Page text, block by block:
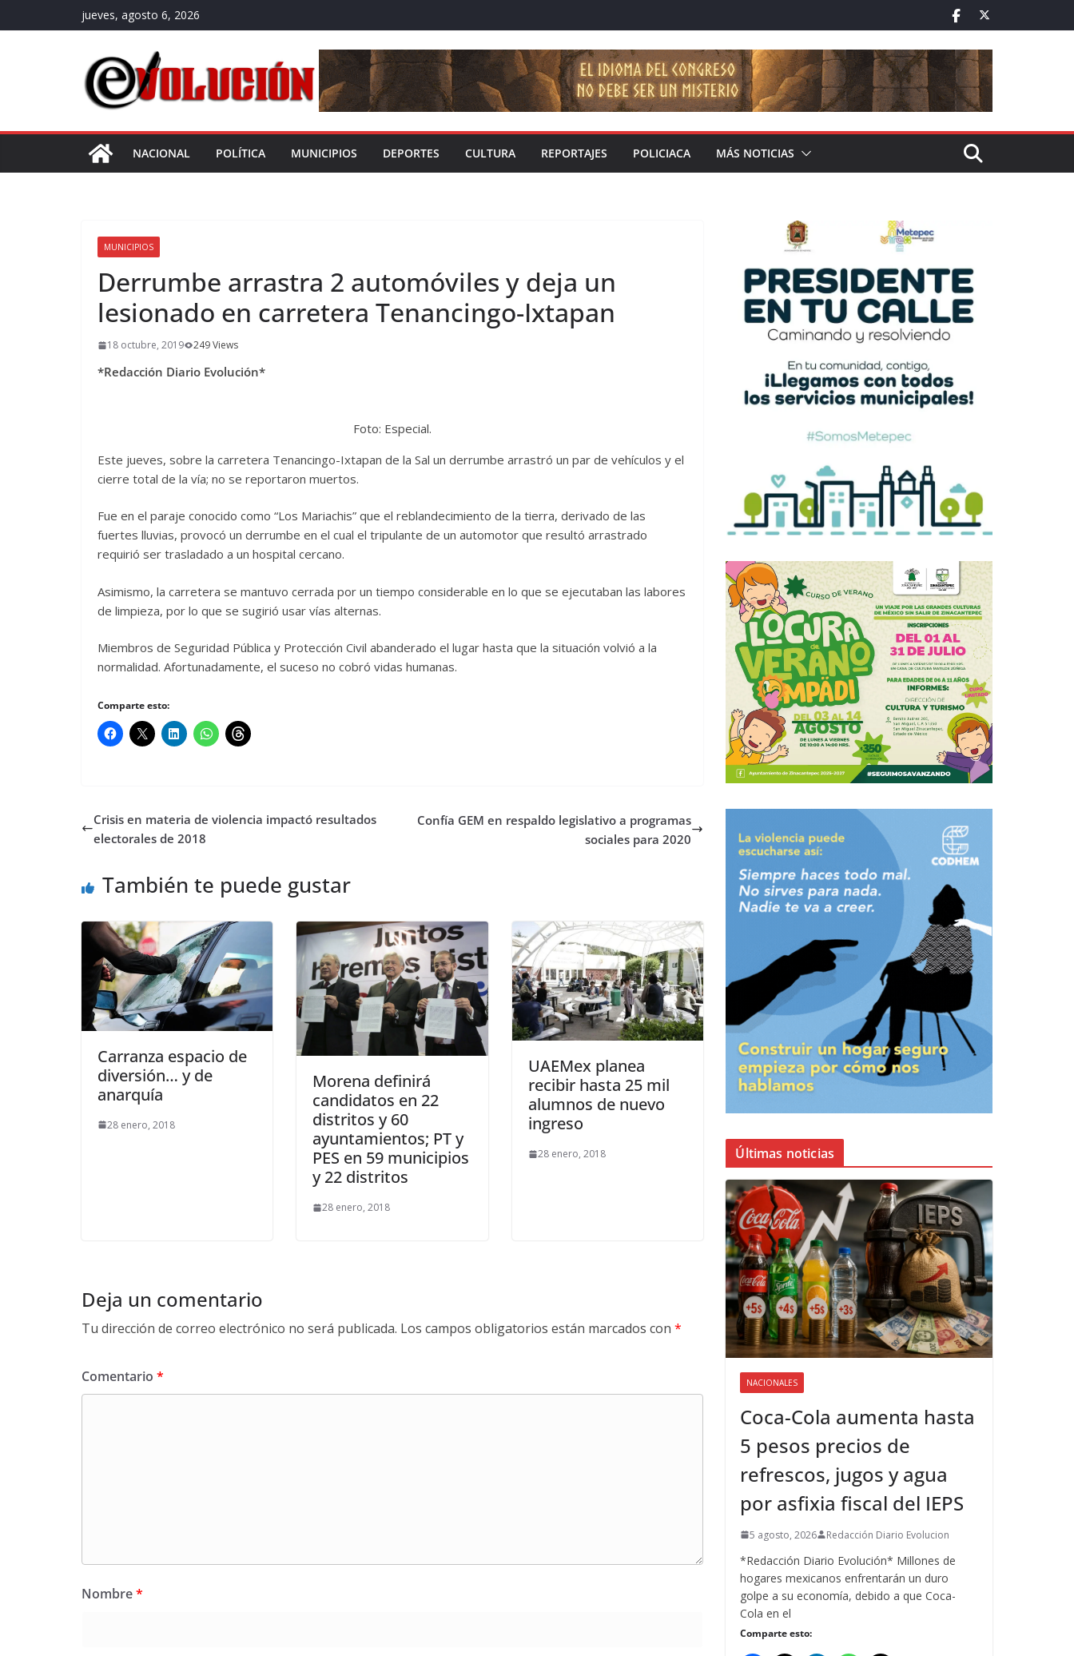
al
jueves, agosto 6, 2026
NACIONAL POLÍTICA MUNICIPIOS DEPORTES CULTURA REPORTAJES POLICIACA MÁS NOTICIAS
MUNICIPIOS
Derrumbe arrastra 2 automóviles y deja un
lesionado en carretera Tenancingo-Ixtapan
18 octubre, 2019 249 Views
*Redacción Diario Evolución*
Foto: Especial.
Este jueves, sobre la carretera Tenancingo-Ixtapan de la Sal un derrumbe arrastró un par de vehículos y el
cierre total de la vía; no se reportaron muertos.
Fue en el paraje conocido como “Los Mariachis” que el reblandecimiento de la tierra, derivado de las
fuertes lluvias, provocó un derrumbe en el cual el tripulante de un automotor que resultó arrastrado
requirió ser trasladado a un hospital cercano.
Asimismo, la carretera se mantuvo cerrada por un tiempo considerable en lo que se ejecutaban las labores
de limpieza, por lo que se sugirió usar vías alternas.
Miembros de Seguridad Pública y Protección Civil abanderado el lugar hasta que la situación volvió a la
normalidad. Afortunadamente, el suceso no cobró vidas humanas.
Comparte esto:
Crisis en materia de violencia impactó resultados
electorales de 2018
Confía GEM en respaldo legislativo a programas
sociales para 2020
También te puede gustar
Carranza espacio de
diversión… y de
anarquía
28 enero, 2018
Morena definirá
candidatos en 22
distritos y 60
ayuntamientos; PT y
PES en 59 municipios
y 22 distritos
28 enero, 2018
UAEMex planea
recibir hasta 25 mil
alumnos de nuevo
ingreso
28 enero, 2018
Deja un comentario
Tu dirección de correo electrónico no será publicada. Los campos obligatorios están marcados con *
Comentario *
Nombre*
Últimas noticias
NACIONALES
Coca-Cola aumenta hasta
5 pesos precios de
refrescos, jugos y agua
por asfixia fiscal del IEPS
5 agosto, 2026 Redacción Diario Evolucion
*Redacción Diario Evolución* Millones de
hogares mexicanos enfrentarán un duro
golpe a su economía, debido a que Coca-
Cola en el
Comparte esto: